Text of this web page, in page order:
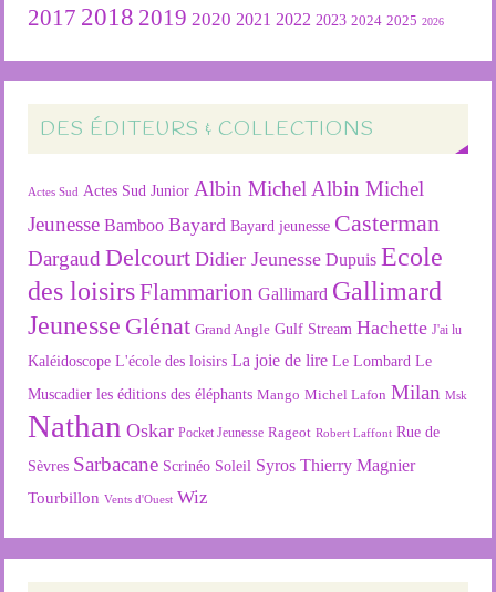
2017 2018 2019 2020 2021 2022 2023 2024 2025 2026
DES ÉDITEURS & COLLECTIONS
Actes Sud Actes Sud Junior Albin Michel Albin Michel
Jeunesse Bamboo Bayard Bayard jeunesse Casterman
Dargaud Delcourt Didier Jeunesse Dupuis Ecole
des loisirsFlammarion Gallimard Gallimard
Jeunesse Glénat Grand Angle Gulf Stream Hachette J'ai lu
Kaléidoscope L'école des loisirs La joie de lire Le Lombard Le
Muscadier les éditions des éléphants Mango Michel Lafon Milan Msk
Nathan Oskar Pocket Jeunesse Rageot Robert Laffont Rue de
Sèvres Sarbacane Scrinéo Soleil Syros Thierry Magnier
Tourbillon Vents d'Ouest Wiz